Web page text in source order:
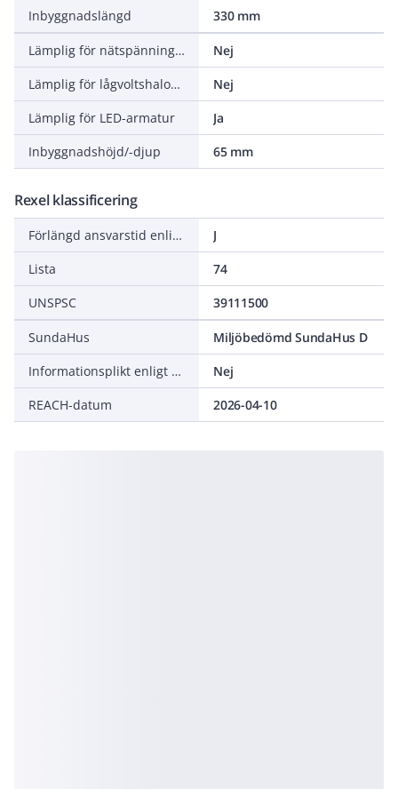
Inbyggnadslängd
330 mm
Lämplig för nätspänningshalogen
Nej
Lämplig för lågvoltshalogenlampor
Nej
Lämplig för LED-armatur
Ja
Inbyggnadshöjd/-djup
65 mm
Rexel klassificering
Förlängd ansvarstid enligt ALEM-09
J
Lista
74
UNSPSC
39111500
SundaHus
Miljöbedömd SundaHus D
Informationsplikt enligt REACH
Nej
REACH-datum
2026-04-10